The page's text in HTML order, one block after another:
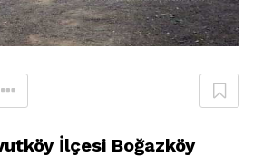
İlçesi Boğazköy